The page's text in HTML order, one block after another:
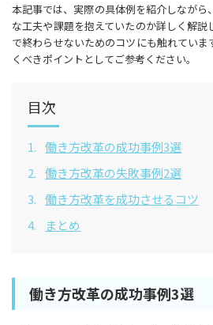
本記事では、実際の具体例を紹介しながら
な工夫や課題を抱えていたのか詳しく解
で終わらせないためのコツにも触れてい
くべきポイントとしてご参考ください。
目次
1. ​働き方改革の成功事例3選
2. ​​働き方改革の失敗事例2選
3. ​働き方改革を成功させるコツ
4.
まとめ
​働き方改革の成功事例3選